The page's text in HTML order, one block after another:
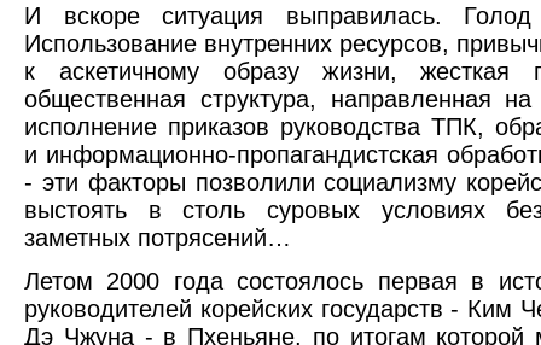
И вскоре ситуация выправилась. Голод
Использование внутренних ресурсов,
к аскетичному образу жизни, жесткая
общественная структура, направленная на
исполнение приказов руководства ТПК,
и информационно-пропагандистская
- эти факторы позволили социализму
выстоять в столь суровых условиях
заметных потрясений…
Летом 2000 года состоялось первая в
руководителей корейских государств - Ким
Дэ Чжуна - в Пхеньяне, по итогам которой